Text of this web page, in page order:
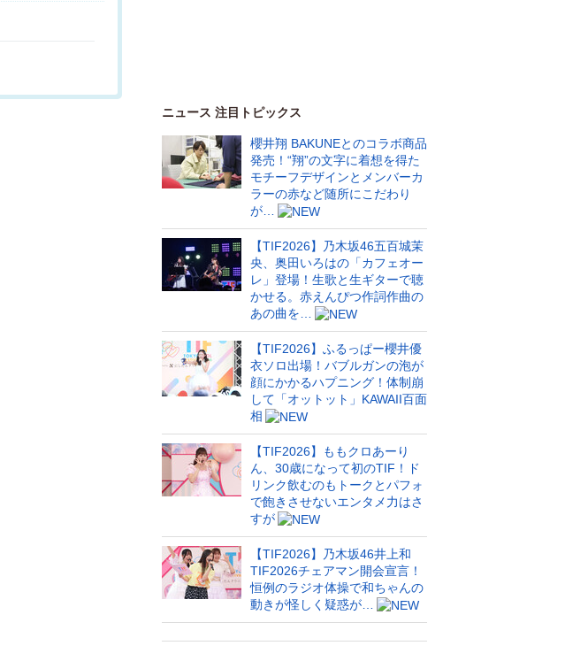
ニュース 注目トピックス
櫻井翔 BAKUNEとのコラボ商品
発売！“翔”の文字に着想を得た
モチーフデザインとメンバーカ
ラーの赤など随所にこだわり
が…
【TIF2026】乃木坂46五百城茉
央、奥田いろはの「カフェオー
レ」登場！生歌と生ギターで聴
かせる。赤えんぴつ作詞作曲の
あの曲を…
【TIF2026】ふるっぱー櫻井優
衣ソロ出場！バブルガンの泡が
顔にかかるハプニング！体制崩
して「オットット」KAWAII百面
相
【TIF2026】ももクロあーり
ん、30歳になって初のTIF！ド
リンク飲むのもトークとパフォ
で飽きさせないエンタメ力はさ
すが
【TIF2026】乃木坂46井上和
TIF2026チェアマン開会宣言！
恒例のラジオ体操で和ちゃんの
動きが怪しく疑惑が…